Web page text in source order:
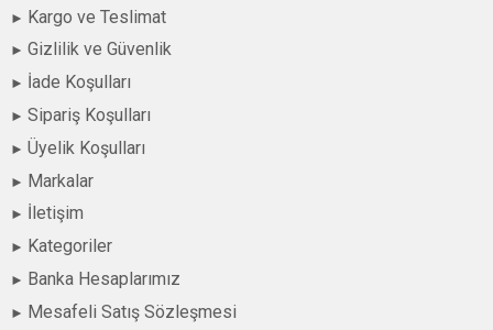
Kargo ve Teslimat
Gizlilik ve Güvenlik
İade Koşulları
Sipariş Koşulları
Üyelik Koşulları
Markalar
İletişim
Kategoriler
Banka Hesaplarımız
Mesafeli Satış Sözleşmesi